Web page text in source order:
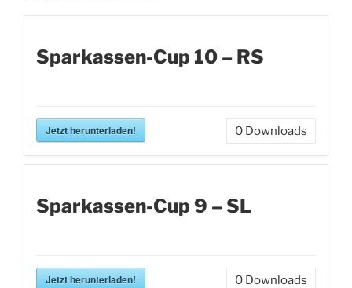
Sparkassen-Cup 10 – RS
Jetzt herunterladen! 0 Downloads
Sparkassen-Cup 9 – SL
Jetzt herunterladen! 0 Downloads